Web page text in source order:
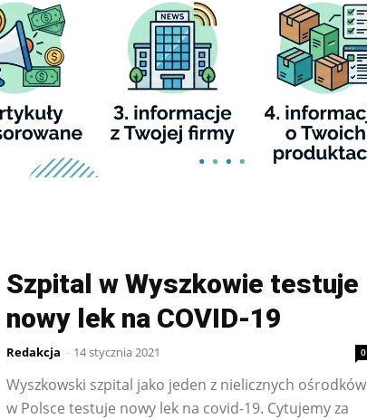
Szpital w Wyszkowie testuje
nowy lek na COVID-19
Redakcja - 14 stycznia 2021 0
Wyszkowski szpital jako jeden z nielicznych ośrodków
w Polsce testuje nowy lek na covid-19. Cytujemy za